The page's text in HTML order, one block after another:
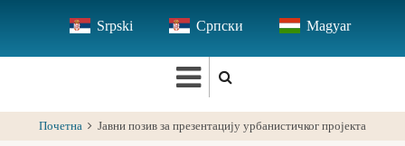
main
Srpski Српски Magyar
Почетна Јавни позив за презентацију урбанистичког пројекта